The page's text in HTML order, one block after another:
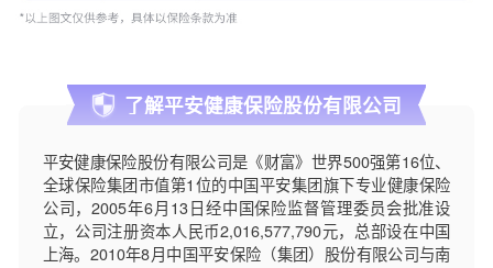
了解平安健康保险股份有限公司
平安健康保险股份有限公司是《财富》世界500强第16位、
全球保险集团市值第1位的中国平安集团旗下专业健康保险
公司，2005年6月13日经中国保险监督管理委员会批准设
立，公司注册资本人民币2,016,577,790元，总部设在中国
上海。2010年8月中国平安保险（集团）股份有限公司与南